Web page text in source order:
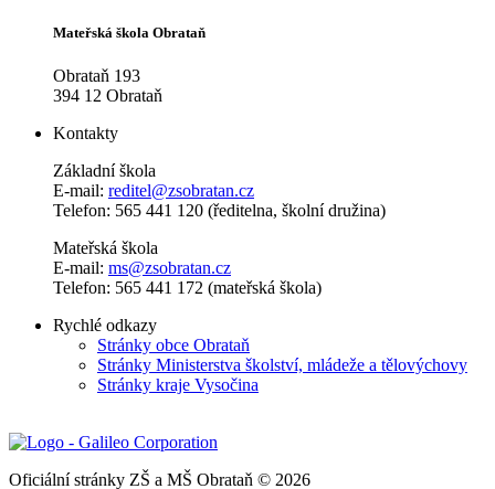
Mateřská škola Obrataň
Obrataň 193
394 12 Obrataň
Kontakty
Základní škola
E-mail: reditel@zsobratan.cz
Telefon: 565 441 120 (ředitelna, školní družina)
Mateřská škola
E-mail: ms@zsobratan.cz
Telefon: 565 441 172 (mateřská škola)
Rychlé odkazy
Stránky obce Obrataň
Stránky Ministerstva školství, mládeže a tělovýchovy
Stránky kraje Vysočina
Oficiální stránky ZŠ a MŠ Obrataň © 2026